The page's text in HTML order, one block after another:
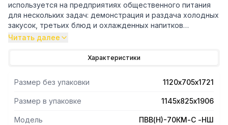
используется на предприятиях общественного питания
для нескольких задач: демонстрация и раздача холодных
закусок, третьих блюд и охлажденных напитков
потребителям, а также их хранение при заданной
Представляет собой закрытую витрину с тремя рядами
площадь полок 1,55 кв.м, столешницы — 0,57 кв.м. Витрина
оснащена LED-подсветкой.
Потребление электроэнергии — не более 7 кВт*ч/сут.
Хладагент R404A.
Читать далее
Характеристики
Размер без упаковки 1120х705х1721
Размер в упаковке 1145х825х1906
Модель ПВВ(Н)-70КМ-С -НШ